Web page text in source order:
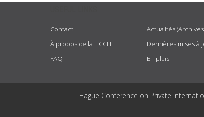
Contact
À propos de la HCCH
FAQ
Actualités
Dernières mises à
Emplois
Hague Conference on Private